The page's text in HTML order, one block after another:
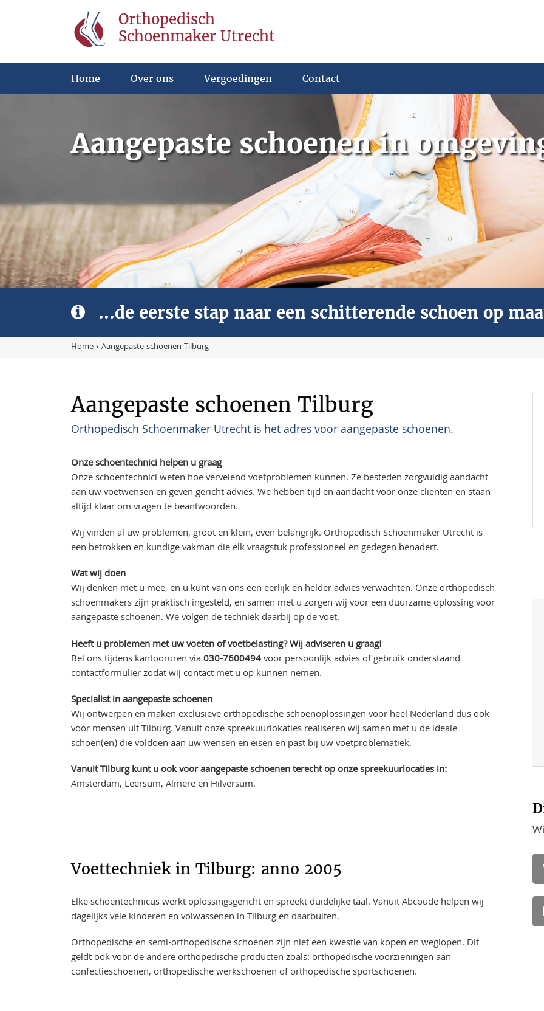
Orthopedisch
Schoenmaker Utrecht
Home Over ons Vergoedingen Contact
Aangepaste schoenen in
...de eerste stap naar een schitterende schoen op
Home› Aangepaste schoenen Tilburg
Aangepaste schoenen Tilburg
Orthopedisch Schoenmaker Utrecht is het adres voor aangepaste schoenen.
Onze schoentechnici helpen u graag
Onze schoentechnici weten hoe vervelend voetproblemen kunnen. Ze besteden zorgvuldig aandacht
aan uw voetwensen en geven gericht advies. We hebben tijd en aandacht voor onze clienten en staan
altijd klaar om vragen te beantwoorden.
Wij vinden al uw problemen, groot en klein, even belangrijk. Orthopedisch Schoenmaker Utrecht is
een betrokken en kundige vakman die elk vraagstuk professioneel en gedegen benadert.
Wat wij doen
Wij denken met u mee, en u kunt van ons een eerlijk en helder advies verwachten. Onze orthopedisch
schoenmakers zijn praktisch ingesteld, en samen met u zorgen wij voor een duurzame oplossing voor
aangepaste schoenen. We volgen de techniek daarbij op de voet.
Heeft u problemen met uw voeten of voetbelasting? Wij adviseren u graag!
Bel ons tijdens kantooruren via030-7600494voor persoonlijk advies of gebruik onderstaand
contactformulier zodat wij contact met u op kunnen nemen.
Specialist in aangepaste schoenen
Wij ontwerpen en maken exclusieve orthopedische schoenoplossingen voor heel Nederland dus ook
voor mensen uit Tilburg. Vanuit onze spreekuurlokaties realiseren wij samen met u de ideale
schoen(en) die voldoen aan uw wensen en eisen en past bij uw voetproblematiek.
Vanuit Tilburg kunt u ook voor aangepaste schoenen terecht op onze spreekuurlocaties in:
Amsterdam, Leersum, Almere en Hilversum.
Voettechniek in Tilburg: anno 2005
Elke schoentechnicus werkt oplossingsgericht en spreekt duidelijke taal. Vanuit Abcoude helpen wij
dagelijks vele kinderen en volwassenen in Tilburg en daarbuiten.
​​​​Orthopedische en semi-orthopedische schoenen zijn niet een kwestie van kopen en weglopen. Dit
geldt ook voor de andere orthopedische producten zoals: orthopedische voorzieningen aan
confectieschoenen, orthopedische werkschoenen of orthopedische sportschoenen.